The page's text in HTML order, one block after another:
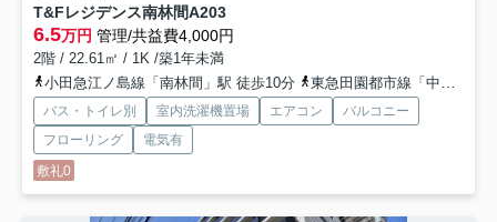
T&Fレジデンス南林間A203
6.5万円 管理/共益費4,000円
2階 / 22.61㎡ / 1K /築1年未満
小田急江ノ島線「南林間」駅 徒歩10分
東急田園都市線「中央林間」駅 徒歩18分
バス・トイレ別 室内洗濯機置場 エアコン
バルコニー
フローリング
電気有
敷礼0